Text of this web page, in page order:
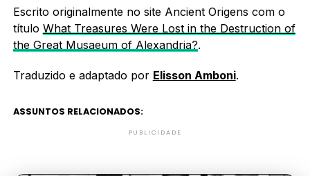
Escrito originalmente no site Ancient Origens com o
título What Treasures Were Lost in the Destruction of
the Great Musaeum of Alexandria?.
Traduzido e adaptado por Elisson Amboni.
ASSUNTOS RELACIONADOS:
PUBLICIDADE